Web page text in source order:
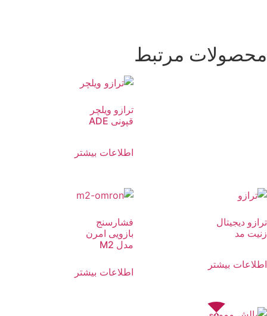
محصولات مرتبط
ترازو ویلچر
قپونی ADE
اطلاعات بیشتر
ترازو دیجیتال
زنیت مد
اطلاعات بیشتر
فشارسنج
بازویی امرن
مدل M2
اطلاعات بیشتر
تخفیف!